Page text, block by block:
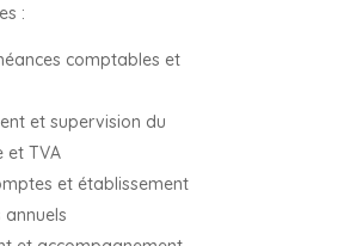
:
comptables et
et supervision du
et TVA
et établissement